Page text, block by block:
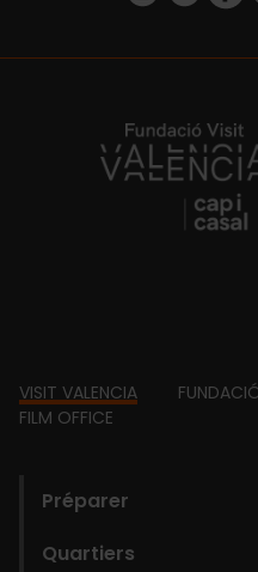
https://
Footer
VISIT VALENCIA
FILM OFFICE
Préparer
Quartiers